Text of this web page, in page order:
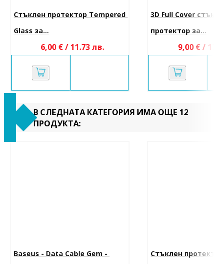
Стъклен протектор Tempered
Glass за...
6,00 € / 11.73 лв.
3D Full Cover
протектор за...
9,00 € /
В СЛЕДНАТА КАТЕГОРИЯ ИМА ОЩЕ 12
ПРОДУКТА:
Baseus - Data Cable Gem -
Стъклен